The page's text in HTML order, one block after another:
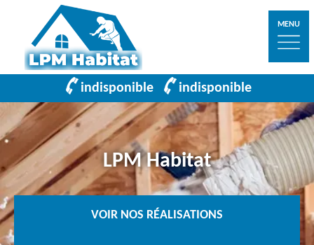
MENU
indisponible indisponible
LPM Habitat
VOIR NOS RÉALISATIONS